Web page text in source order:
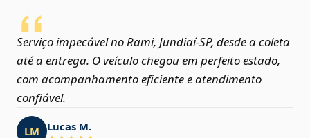
Serviço impecável no Rami, Jundiaí‑SP, desde a coleta
até a entrega. O veículo chegou em perfeito estado,
com acompanhamento eficiente e atendimento
confiável.
LM Lucas M.